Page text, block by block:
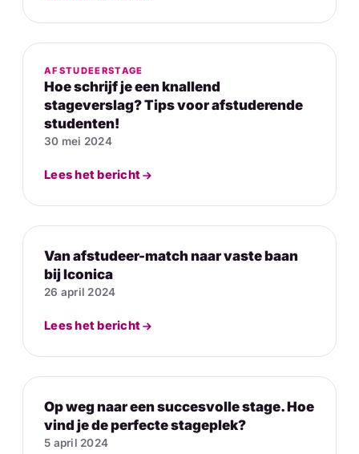
AFSTUDEERSTAGE
Hoe schrijf je een knallend
stageverslag? Tips voor afstuderende
studenten!
30 mei 2024
Lees het bericht
Van afstudeer-match naar vaste baan
bij Iconica
26 april 2024
Lees het bericht
Op weg naar een succesvolle stage. Hoe
vind je de perfecte stageplek?
5 april 2024